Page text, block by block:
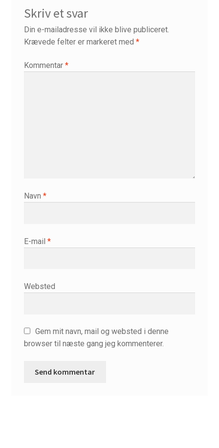
Min kunst
Supervision
Skriv et svar
Din e-mailadresse vil ikke blive publiceret.
Krævede felter er markeret med *
Kommentar *
Navn *
E-mail *
Websted
Gem mit navn, mail og websted i denne
browser til næste gang jeg kommenterer.